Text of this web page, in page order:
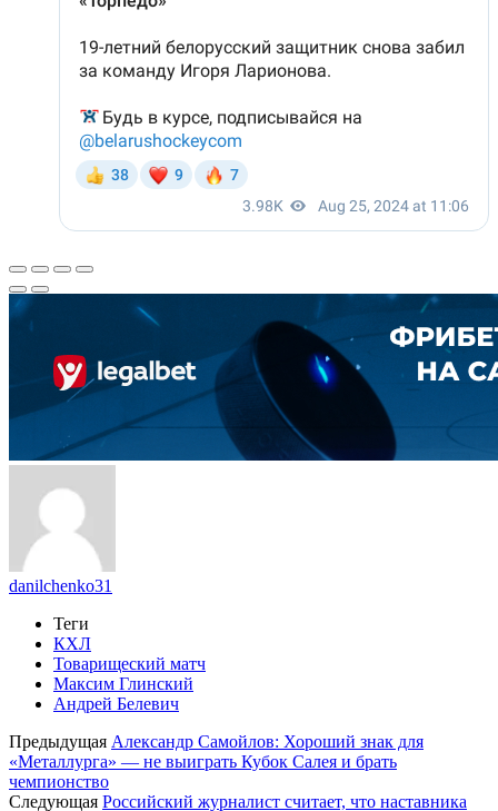
danilchenko31
Теги
КХЛ
Товарищеский матч
Максим Глинский
Андрей Белевич
Предыдущая Александр Самойлов: Хороший знак для
«Металлурга» — не выиграть Кубок Салея и брать
чемпионство
Следующая Российский журналист считает, что наставника